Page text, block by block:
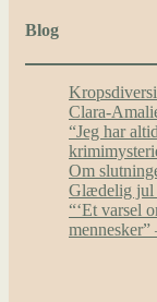
Blog
Clara-
“Jeg har
Om
Glædelig
“‘Et varsel